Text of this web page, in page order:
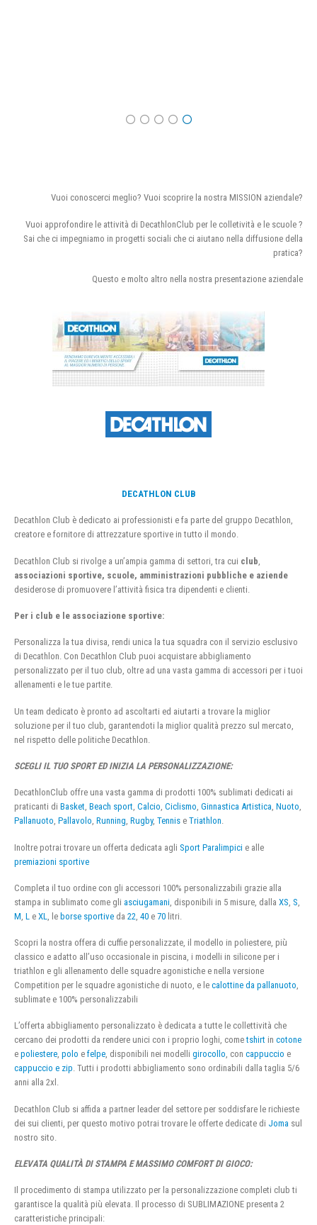
Vuoi conoscerci meglio? Vuoi scoprire la nostra MISSION aziendale?
Vuoi approfondire le attività di DecathlonClub per le colletività e le scuole ?
Sai che ci impegniamo in progetti sociali che ci aiutano nella diffusione della
pratica?
Questo e molto altro nella nostra presentazione aziendale
DECATHLON CLUB
Decathlon Club è dedicato ai professionisti e fa parte del gruppo Decathlon,
creatore e fornitore di attrezzature sportive in tutto il mondo.
Decathlon Club si rivolge a un’ampia gamma di settori, tra cui club
associazioni sportive, scuole, amministrazioni pubbliche e aziende
desiderose di promuovere l’attività fisica tra dipendenti e clienti.
Per i club e le associazione sportive:
Personalizza la tua divisa, rendi unica la tua squadra con il servizio esclusivo
di Decathlon. Con Decathlon Club puoi acquistare abbigliamento
personalizzato per il tuo club, oltre ad una vasta gamma di accessori per i tuoi
allenamenti e le tue partite.
Un team dedicato è pronto ad ascoltarti ed aiutarti a trovare la miglior
soluzione per il tuo club, garantendoti la miglior qualità prezzo sul mercato,
nel rispetto delle politiche Decathlon.
SCEGLI IL TUO SPORT ED INIZIA LA PERSONALIZZAZIONE:
DecathlonClub offre una vasta gamma di prodotti 100% sublimati dedicati ai
praticanti di Basket, Beach sport, Calcio, Ciclismo, Ginnastica Artistica, Nuoto,
Pallanuoto, Pallavolo, Running, Rugby, Tennis e Triathlon.
Inoltre potrai trovare un offerta dedicata agli Sport Paralimpici e alle
premiazioni sportive
Completa il tuo ordine con gli accessori 100% personalizzabili grazie alla
stampa in sublimato come gli asciugamani , disponibili in 5 misure, dalla XS S
M L e XL , le borse sportive da 22 40 e 70 litri.
Scopri la nostra offera di cuffie personalizzate, il modello in poliestere, più
classico e adatto all’uso occasionale in piscina, i modelli in silicone per i
triathlon e gli allenamento delle squadre agonistiche e nella versione
Competition per le squadre agonistiche di nuoto, e le calottine da pallanuoto,
sublimate e 100% personalizzabili
L’offerta abbigliamento personalizzato è dedicata a tutte le collettività che
cercano dei prodotti da rendere unici con i proprio loghi, cometshirt in cotone
e poliestere, polo e felpe, disponibili nei modelli girocollo, con cappuccio e
cappuccio e zip. Tutti i prodotti abbigliamento sono ordinabili dalla taglia 5/6
anni alla 2xl.
Decathlon Club si affida a partner leader del settore per soddisfare le richieste
dei sui clienti, per questo motivo potrai trovare le offerte dedicate di Joma sul
nostro sito.
ELEVATA QUALITÀ DI STAMPA E MASSIMO COMFORT DI GIOCO:
Il procedimento di stampa utilizzato per la personalizzazione completi club ti
garantisce la qualità più elevata. Il processo di SUBLIMAZIONE presenta 2
caratteristiche principali: